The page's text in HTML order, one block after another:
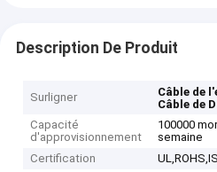
Description De Produit
Surligner Câble de
Câble de
Capacité
d'approvisionnement
100000
semaine
Certification